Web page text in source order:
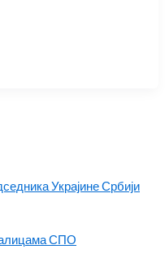
Украјине Србији
СПО